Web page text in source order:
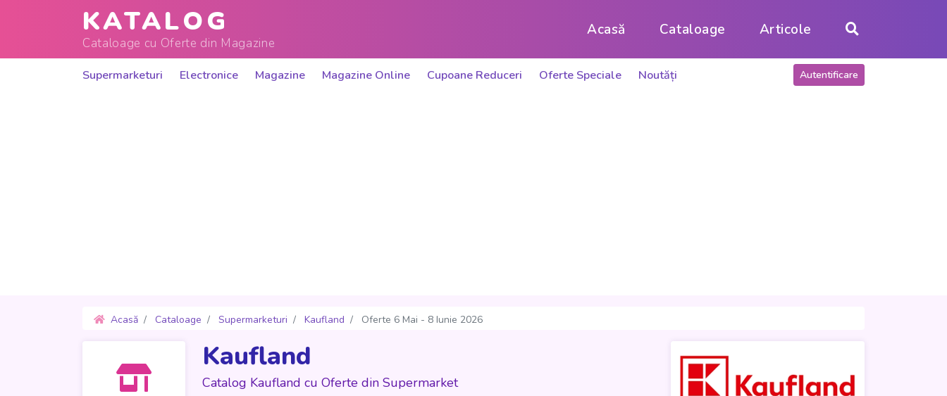
KATALOG
Cataloage cu Oferte din Magazine
Acasă Cataloage Articole
Supermarketuri Electronice Magazine Magazine Online Cupoane Reduceri Oferte Speciale Noutăți Autentificare
Acasă Cataloage Supermarketuri Kaufland Oferte 6 Mai - 8 Iunie 2026
Kaufland
Catalog Kaufland cu Oferte din Supermarket